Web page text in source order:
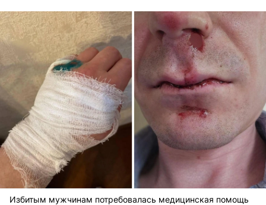
Избитым мужчинам потребовалась медицинская помощь